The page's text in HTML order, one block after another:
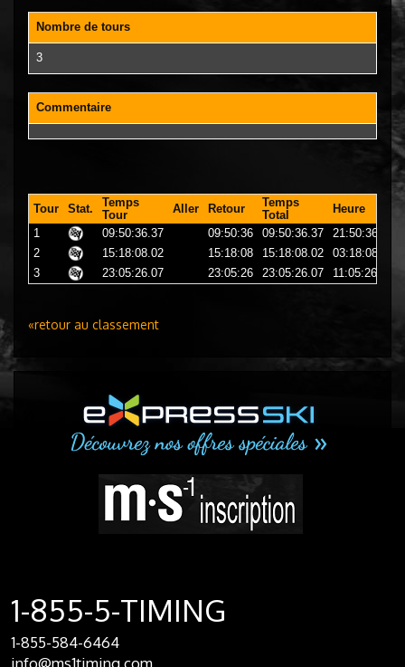
Nombre de tours
3
Commentaire
Tour Stat.
Temps
Tour
Aller Retour
Temps
Total
Heure
1
09:50:36.37 09:50:36 09:50:36.37
21:50:36
2
15:18:08.02 15:18:08 15:18:08.02
03:18:08
3
23:05:26.07 23:05:26 23:05:26.07 11:05:26
«retour au classement
1-855-5-TIMING
1-855-584-6464